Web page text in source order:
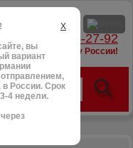
+7 (966) 095-27-92
в любую точку России!
X
вы
вариант
в России. Срок
4 недели.